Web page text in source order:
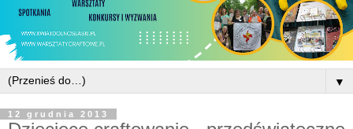
▼
12 grudnia 2013